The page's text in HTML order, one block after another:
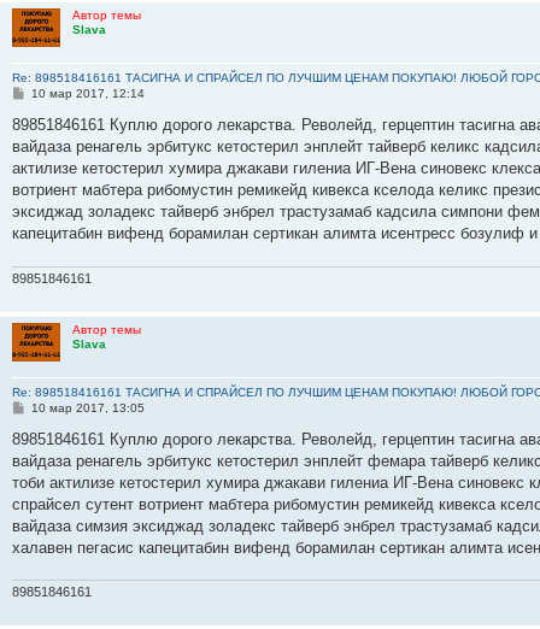
Автор темы
Slava
Re: 898518416161 ТАСИГНА И СПРАЙСЕЛ ПО ЛУЧШИМ ЦЕНАМ ПОКУПАЮ! ЛЮБОЙ
С
о
щ
е
и
е
10 мар 2017, 12:14
89851846161 Куплю дорого лекарства. Револейд, герцептин тасигна
вайдаза ренагель эрбитукс кетостерил энплейт тайверб келикс
актилизе кетостерил хумира джакави гилениа ИГ-Вена синовекс
вотриент мабтера рибомустин ремикейд кивекса кселода келикс
эксиджад золадекс тайверб энбрел трастузамаб кадсила симпони
капецитабин вифенд борамилан сертикан алимта исентресс бозулиф
89851846161
Автор темы
Slava
Re: 898518416161 ТАСИГНА И СПРАЙСЕЛ ПО ЛУЧШИМ ЦЕНАМ ПОКУПАЮ! ЛЮБОЙ
С
о
щ
е
и
е
10 мар 2017, 13:05
89851846161 Куплю дорого лекарства. Револейд, герцептин тасигна
вайдаза ренагель эрбитукс кетостерил энплейт фемара тайверб
тоби актилизе кетостерил хумира джакави гилениа ИГ-Вена
спрайсел сутент вотриент мабтера рибомустин ремикейд кивекса
вайдаза симзия эксиджад золадекс тайверб энбрел трастузамаб
халавен пегасис капецитабин вифенд борамилан сертикан алимта
89851846161